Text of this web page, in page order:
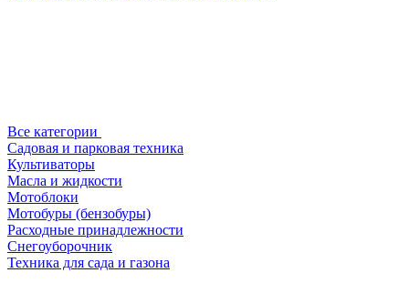
Все категории
Садовая и парковая техника
Культиваторы
Масла и жидкости
Мотоблоки
Мотобуры (бензобуры)
Расходные принадлежности
Снегоуборочник
Техника для сада и газона